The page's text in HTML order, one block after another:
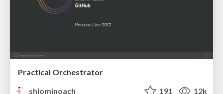
Practical Orchestrator
shlominoach
191 12k